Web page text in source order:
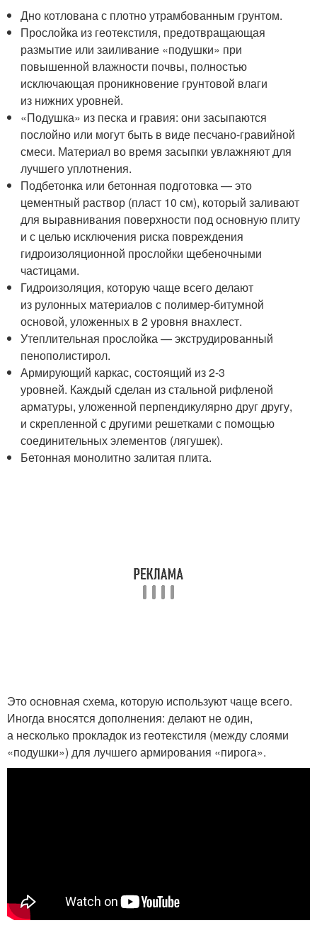
Дно котлована с плотно утрамбованным грунтом.
Прослойка из геотекстиля, предотвращающая
размытие или заиливание «подушки» при
повышенной влажности почвы, полностью
исключающая проникновение грунтовой влаги
из нижних уровней.
«Подушка» из песка и гравия: они засыпаются
послойно или могут быть в виде песчано-гравийной
смеси. Материал во время засыпки увлажняют для
лучшего уплотнения.
Подбетонка или бетонная подготовка — это
цементный раствор (пласт 10 см), который заливают
для выравнивания поверхности под основную плиту
и с целью исключения риска повреждения
гидроизоляционной прослойки щебеночными
частицами.
Гидроизоляция, которую чаще всего делают
из рулонных материалов с полимер-битумной
основой, уложенных в 2 уровня внахлест.
Утеплительная прослойка — экструдированный
пенополистирол.
Армирующий каркас, состоящий из 2-3
уровней. Каждый сделан из стальной рифленой
арматуры, уложенной перпендикулярно друг другу,
и скрепленной с другими решетками с помощью
соединительных элементов (лягушек).
Бетонная монолитно залитая плита.
Это основная схема, которую используют чаще всего.
Иногда вносятся дополнения: делают не один,
а несколько прокладок из геотекстиля (между слоями
«подушки») для лучшего армирования «пирога».